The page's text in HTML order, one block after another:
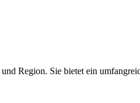
Region. Sie bietet ein